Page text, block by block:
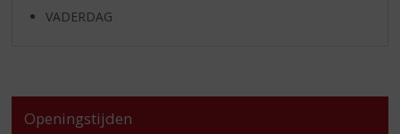
VADERDAG
Openingstijden